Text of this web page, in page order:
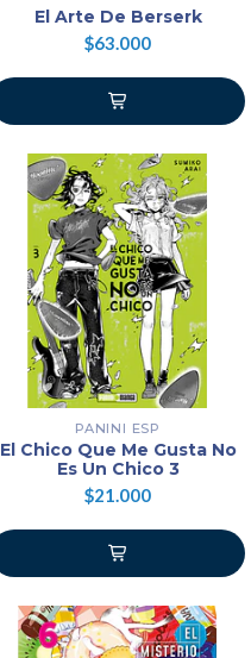
El Arte De Berserk
$63.000
PANINI ESP
El Chico Que Me Gusta No
Es Un Chico 3
$21.000